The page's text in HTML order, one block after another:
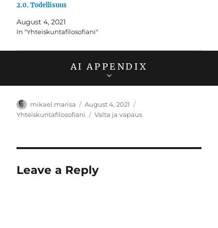
2.0. Todellisuus
August 4, 2021
In "Yhteiskuntafilosofiani"
AI APPENDIX
Author
mikael.marisa
Posted
on
August 4, 2021
Yhteiskuntafilosofiani
Tags
Valta ja vapaus
Leave a Reply